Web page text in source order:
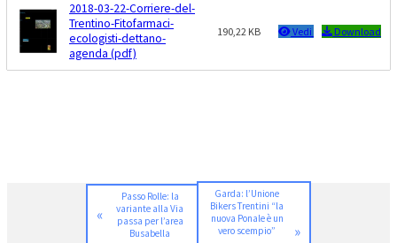
2018-03-22-Corriere-del-
Trentino-Fitofarmaci-
ecologisti-dettano-
agenda (pdf)
190,22 KB Vedi Download
«
Passo Rolle: la
variante alla Via
passa per l’area
Busabella
Garda: l’Unione
Bikers Trentini “la
nuova Ponale è un
vero scempio”
»